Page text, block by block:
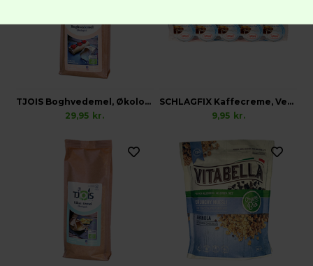
TJOIS Boghvedemel, Økologisk Glutenfri
29,95 kr.
SCHLAGFIX Kaffecreme, Vegansk 10 stk x 10ml
9,95 kr.